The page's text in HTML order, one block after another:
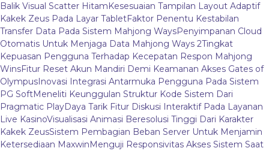
Balik Visual Scatter HitamKesesuaian Tampilan Layout Adaptif
Kakek Zeus Pada Layar TabletFaktor Penentu Kestabilan
Transfer Data Pada Sistem Mahjong WaysPenyimpanan Cloud
Otomatis Untuk Menjaga Data Mahjong Ways 2Tingkat
Kepuasan Pengguna Terhadap Kecepatan Respon Mahjong
WinsFitur Reset Akun Mandiri Demi Keamanan Akses Gates of
OlympusInovasi Integrasi Antarmuka Pengguna Pada Sistem
PG SoftMeneliti Keunggulan Struktur Kode Sistem Dari
Pragmatic PlayDaya Tarik Fitur Diskusi Interaktif Pada Layanan
Live KasinoVisualisasi Animasi Beresolusi Tinggi Dari Karakter
Kakek ZeusSistem Pembagian Beban Server Untuk Menjamin
Ketersediaan MaxwinMenguji Responsivitas Akses Sistem Saat